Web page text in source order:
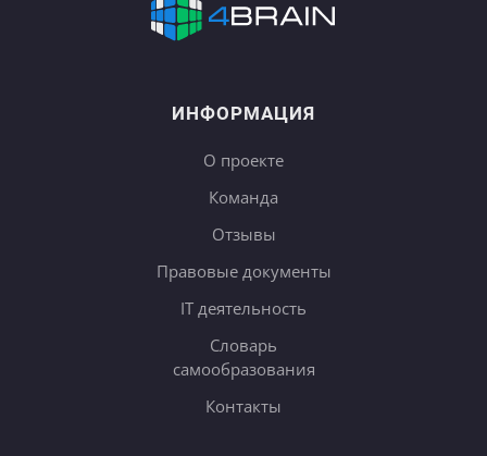
ИНФОРМАЦИЯ
О проекте
Команда
Отзывы
Правовые документы
IT деятельность
Словарь
самообразования
Контакты